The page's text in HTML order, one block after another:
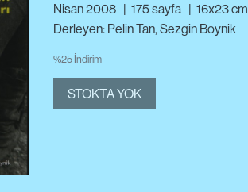
Nisan 2008 | 175sayfa | 16x23 cm
Derleyen: Pelin Tan, Sezgin Boynik
%25 İndirim
STOKTA YOK